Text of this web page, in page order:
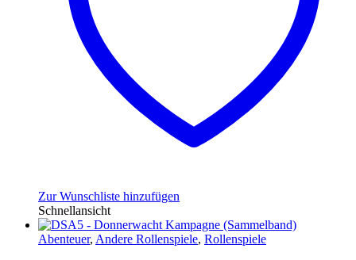
Zur Wunschliste hinzufügen
Schnellansicht
Abenteuer, Andere Rollenspiele, Rollenspiele